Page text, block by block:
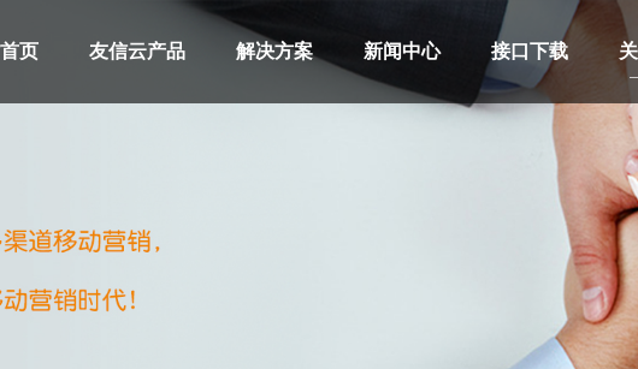
页 友信云产品 解决方案 新闻中心 接口下载